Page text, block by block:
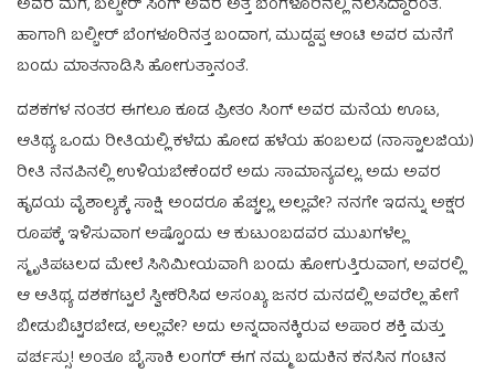
ಹಾಗಾಗಿ ಬಲ್ಬೀರ್ ಬೆಂಗಳೂರಿನತ್ತ ಬಂದಾಗ, ಮುದ್ದಪ್ಪ ಆಂಟಿ ಅವರ ಮನೆಗೆ
ಬಂದು ಮಾತನಾಡಿಸಿ ಹೋಗುತ್ತಾನಂತೆ.
ದಶಕಗಳ ನಂತರ ಈಗಲೂ ಕೂಡ ಪ್ರೀತಂ ಸಿಂಗ್ ಅವರ ಮನೆಯ ಊಟ,
ಆತಿಥ್ಯ ಒಂದು ರೀತಿಯಲ್ಲಿ ಕಳೆದು ಹೋದ ಹಳೆಯ ಹಂಬಲದ (ನಾಸ್ಟಾಲಜಿಯ)
ರೀತಿ ನೆನಪಿನಲ್ಲಿ ಉಳಿಯಬೇಕೆಂದರೆ ಅದು ಸಾಮಾನ್ಯವಲ್ಲ. ಅದು ಅವರ
ಹೃದಯ ವೈಶಾಲ್ಯಕ್ಕೆ ಸಾಕ್ಷಿ ಅಂದರೂ ಹೆಚ್ಚಲ್ಲ, ಅಲ್ಲವೇ? ನನಗೇ ಇದನ್ನು ಅಕ್ಷರ
ರೂಪಕ್ಕೆ ಇಳಿಸುವಾಗ ಅಷ್ಟೊಂದು ಆ ಕುಟುಂಬದವರ ಮುಖಗಳೆಲ್ಲ
ಸ್ಮೃತಿಪಟಲದ ಮೇಲೆ ಸಿನಿಮೀಯವಾಗಿ ಬಂದು ಹೋಗುತ್ತಿರುವಾಗ, ಅವರಲ್ಲಿ
ಆ ಆತಿಥ್ಯ ದಶಕಗಟ್ಟಲೆ ಸ್ವೀಕರಿಸಿದ ಅಸಂಖ್ಯ ಜನರ ಮನದಲ್ಲಿ ಅವರೆಲ್ಲ ಹೇಗೆ
ಬೀಡುಬಿಟ್ಟಿರಬೇಡ, ಅಲ್ಲವೇ? ಅದು ಅನ್ನದಾನಕ್ಕಿರುವ ಅಪಾರ ಶಕ್ತಿ ಮತ್ತು
ವರ್ಚಸ್ಸು! ಅಂತೂ ಬೈಸಾಕಿ ಲಂಗರ್ ಈಗ ನಮ್ಮ ಬದುಕಿನ ಕನಸಿನ ಗಂಟಿನ